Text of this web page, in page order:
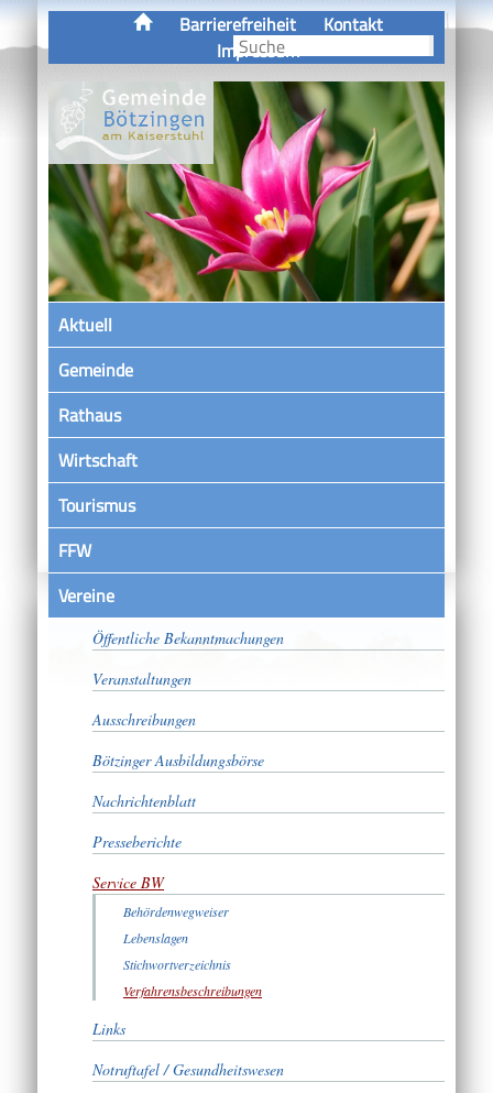
Barrierefreiheit
Kontakt
Impressum
Aktuell
Gemeinde
Rathaus
Wirtschaft
Tourismus
FFW
VereineSatzungen
Öffentliche Bekanntmachungen
Veranstaltungen
Ausschreibungen
Bötzinger Ausbildungsbörse
Nachrichtenblatt
Presseberichte
Service BW
Behördenwegweiser
Lebenslagen
Stichwortverzeichnis
Verfahrensbeschreibungen
Links
Notruftafel / Gesundheitswesen